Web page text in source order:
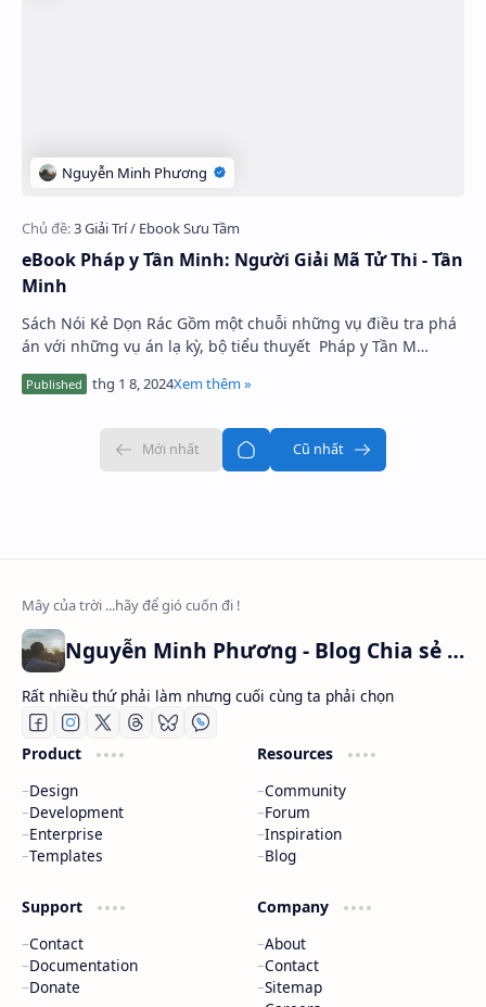
eBook Pháp y Tần Minh: Người Giải Mã Tử Thi - Tần
Minh
Sách Nói Kẻ Dọn Rác Gồm một chuỗi những vụ điều tra phá
án với những vụ án lạ kỳ, bộ tiểu thuyết Pháp y Tần M…
Nguyễn Minh Phương - Blog Chia sẻ Kiến thức Chứng khoán & Tài liệu Toán học
Rất nhiều thứ phải làm nhưng cuối cùng ta phải chọn
Product
Design
Development
Enterprise
Templates
Resources
Community
Forum
Inspiration
Blog
Support
Contact
Documentation
Donate
Company
About
Contact
Sitemap